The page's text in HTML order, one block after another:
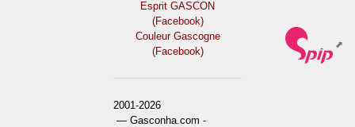
Esprit GASCON
(Facebook)
Couleur Gascogne
(Facebook)
2001-2026
— Gasconha.com -